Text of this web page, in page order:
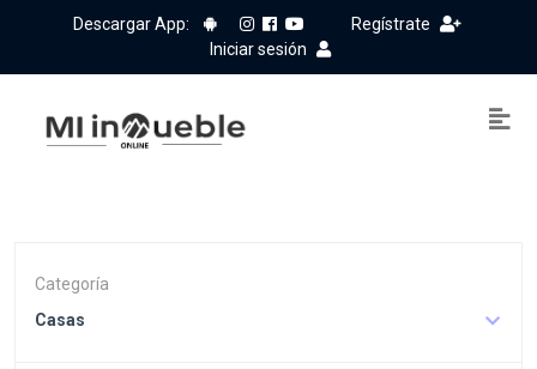
Descargar App:
Regístrate
Iniciar sesión
Categoría
Casas